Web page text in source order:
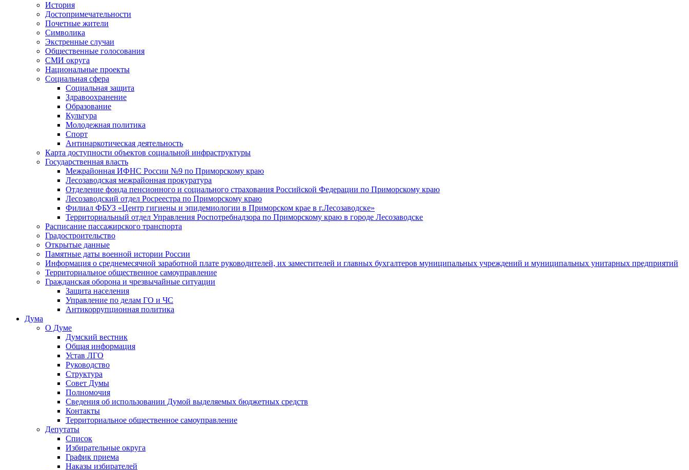
История
Достопримечательности
Почетные жители
Символика
Экстренные случаи
Общественные голосования
СМИ округа
Национальные проекты
Социальная сфера
Социальная защита
Здравоохранение
Образование
Культура
Молодежная политика
Спорт
Антинаркотическая деятельность
Карта доступности объектов социальной инфраструктуры
Государственная власть
Межрайонная ИФНС России №9 по Приморскому краю
Лесозаводская межрайонная прокуратура
Отделение фонда пенсионного и социального страхования Российской Федерации по Приморскому краю
Лесозаводский отдел Росреестра по Приморскому краю
Филиал ФБУЗ «Центр гигиены и эпидемиологии в Приморском крае в г.Лесозаводске»
Территориальный отдел Управления Роспотребнадзора по Приморскому краю в городе Лесозаводске
Расписание пассажирского транспорта
Градостроительство
Открытые данные
Памятные даты военной истории России
Информация о среднемесячной заработной плате руководителей, их заместителей и главных бухгалтеров муниципальных учреждений и муниципальных унитарных предприятий
Территориальное общественное самоуправление
Гражданская оборона и чрезвычайные ситуации
Защита населения
Управление по делам ГО и ЧС
Антикоррупционная политика
Дума
О Думе
Думский вестник
Общая информация
Устав ЛГО
Руководство
Структура
Совет Думы
Полномочия
Сведения об использовании Думой выделяемых бюджетных средств
Контакты
Территориальное общественное самоуправление
Депутаты
Список
Избирательные округа
График приема
Наказы избирателей